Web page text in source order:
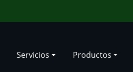
Servicios Productos